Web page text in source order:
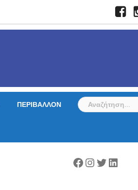
ΠΕΡΙΒΑΛΛΟΝ
Αναζήτηση
για:
Facebook
Instagram
Twitter